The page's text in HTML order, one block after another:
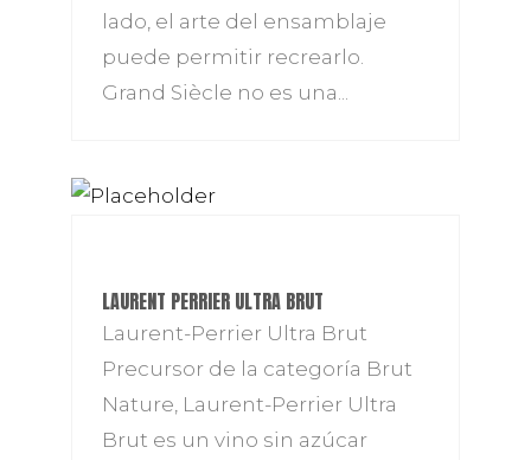
lado, el arte del ensamblaje
puede permitir recrearlo.
Grand Siècle no es una...
LAURENT PERRIER ULTRA BRUT
Laurent-Perrier Ultra Brut
Precursor de la categoría Brut
Nature, Laurent-Perrier Ultra
Brut es un vino sin azúcar